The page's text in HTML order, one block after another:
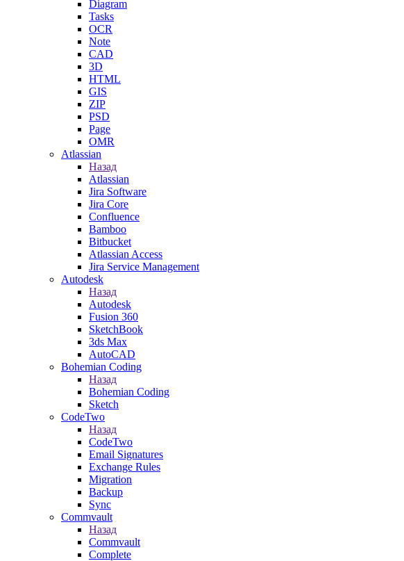
Diagram
Tasks
OCR
Note
CAD
3D
HTML
GIS
ZIP
PSD
Page
OMR
Atlassian
Назад
Atlassian
Jira Software
Jira Core
Confluence
Bamboo
Bitbucket
Atlassian Access
Jira Service Management
Autodesk
Назад
Autodesk
Fusion 360
SketchBook
3ds Max
AutoCAD
Bohemian Coding
Назад
Bohemian Coding
Sketch
CodeTwo
Назад
CodeTwo
Email Signatures
Exchange Rules
Migration
Backup
Sync
Commvault
Назад
Commvault
Complete